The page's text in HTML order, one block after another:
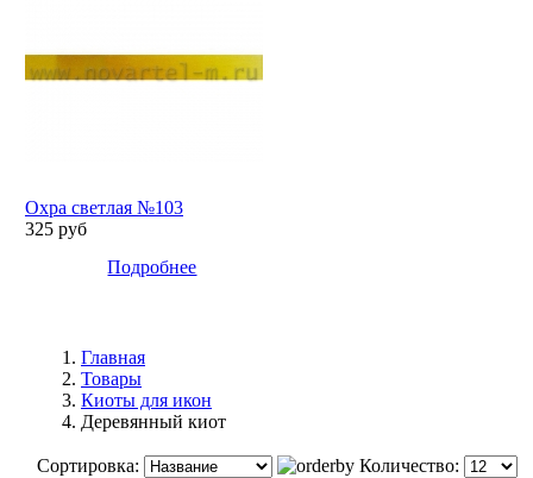
Охра светлая №103
325 руб
Подробнее
Главная
Товары
Киоты для икон
Деревянный киот
Сортировка:
Количество: